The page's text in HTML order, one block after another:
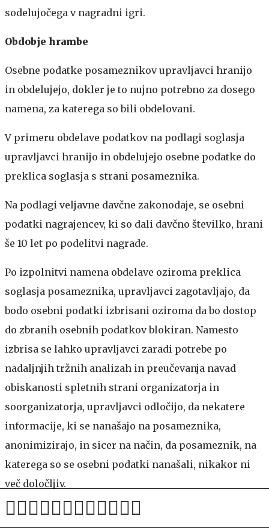
sodelujočega v nagradni igri.
Obdobje hrambe
Osebne podatke posameznikov upravljavci hranijo
in obdelujejo, dokler je to nujno potrebno za dosego
namena, za katerega so bili obdelovani.
V primeru obdelave podatkov na podlagi soglasja
upravljavci hranijo in obdelujejo osebne podatke do
preklica soglasja s strani posameznika.
Na podlagi veljavne davčne zakonodaje, se osebni
podatki nagrajencev, ki so dali davčno številko, hrani
še 10 let po podelitvi nagrade.
Po izpolnitvi namena obdelave oziroma preklica
soglasja posameznika, upravljavci zagotavljajo, da
bodo osebni podatki izbrisani oziroma da bo dostop
do zbranih osebnih podatkov blokiran. Namesto
izbrisa se lahko upravljavci zaradi potrebe po
nadaljnjih tržnih analizah in preučevanja navad
obiskanosti spletnih strani organizatorja in
soorganizatorja, upravljavci odločijo, da nekatere
informacije, ki se nanašajo na posameznika,
anonimizirajo, in sicer na način, da posameznik, na
katerega so se osebni podatki nanašali, nikakor ni
več določljiv.
Uporabniki osebnih podatkov